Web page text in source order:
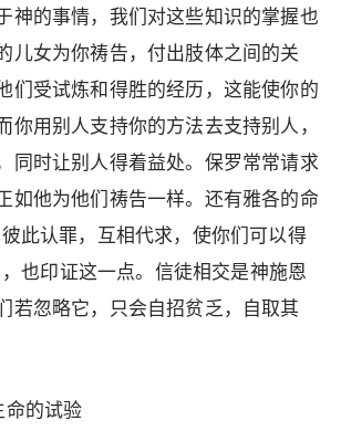
神的事情，我们对这些知识的掌握也
儿女为你祷告，付出肢体之间的关
们受试炼和得胜的经历，这能使你的
你用别人支持你的方法去支持别人，
同时让别人得着益处。保罗常常请求
如他为他们祷告一样。还有雅各的命
此认罪，互相代求，使你们可以得
也印证这一点。信徒相交是神施恩
若忽略它，只会自招贫乏，自取其
命的试验